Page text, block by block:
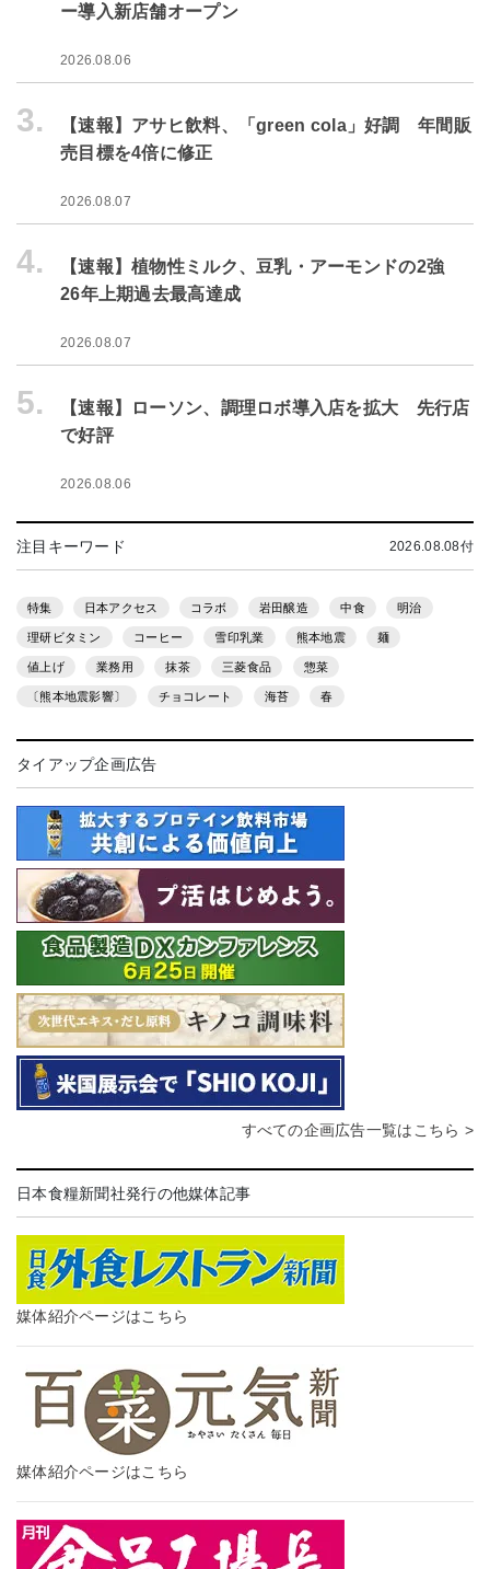
ー導入新店舗オープン
2026.08.06
3.
【速報】アサヒ飲料、「green cola」好調 年間販
売目標を4倍に修正
2026.08.07
4.
【速報】植物性ミルク、豆乳・アーモンドの2強
26年上期過去最高達成
2026.08.07
5.
【速報】ローソン、調理ロボ導入店を拡大 先行店
で好評
2026.08.06
注目キーワード 2026.08.08付
特集 日本アクセス コラボ 岩田醸造 中食 明治
理研ビタミン コーヒー 雪印乳業 熊本地震 麺
値上げ 業務用 抹茶 三菱食品 惣菜
〔熊本地震影響〕 チョコレート 海苔 春
タイアップ企画広告
すべての企画広告一覧はこちら >
日本食糧新聞社発行の他媒体記事
媒体紹介ページはこちら
媒体紹介ページはこちら